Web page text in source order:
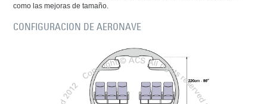
como las mejoras de tamaño.
CONFIGURACION DE AERONAVE